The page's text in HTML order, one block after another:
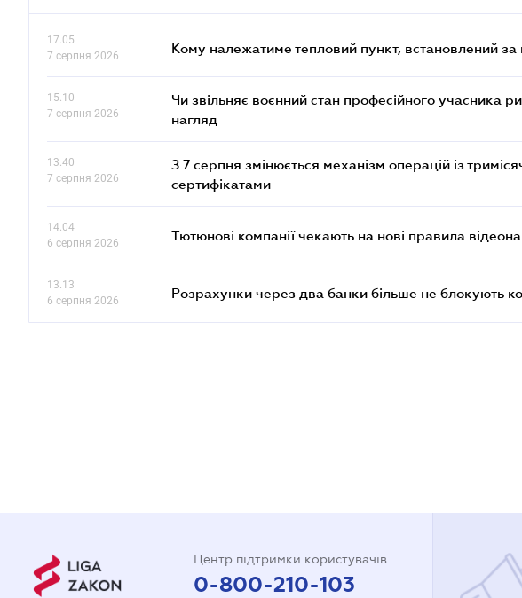
17.05
7 серпня 2026
Кому належатиме тепловий пункт, встановлений за
15.10
7 серпня 2026
Чи звільняє воєнний стан професійного учасника
нагляд
13.40
7 серпня 2026
З 7 серпня змінюється механізм операцій із
сертифікатами
14.04
6 серпня 2026
Тютюнові компанії чекають на нові правила
13.13
6 серпня 2026
Розрахунки через два банки більше не блокують
Центр підтримки користувачів
0-800-210-103